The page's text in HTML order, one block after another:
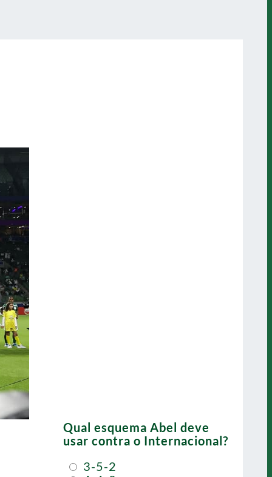
Qual esquema Abel deve
usar contra o Internacional?
3-5-2